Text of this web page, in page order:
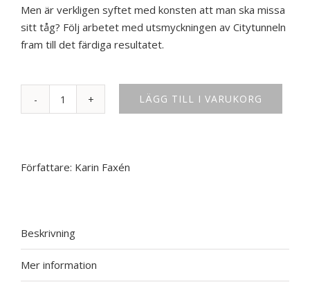
Men är verkligen syftet med konsten att man ska missa
sitt tåg? Följ arbetet med utsmyckningen av Citytunneln
fram till det färdiga resultatet.
Attraktion
LÄGG TILL I VARUKORG
Författare: Karin Faxén
Beskrivning
Mer information